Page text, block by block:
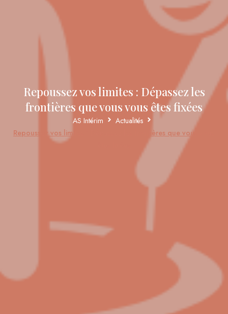
Repoussez vos limites : Dépassez les
frontières que vous vous êtes fixées
AS Intérim
Actualités
Repoussez vos limites : Dépassez les frontières que vous vous